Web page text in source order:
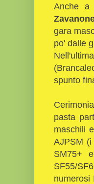
Anche
gara
po' dalle
spunto
pasta
maschili
AJPSM
SM75+
SF55/
numerosi